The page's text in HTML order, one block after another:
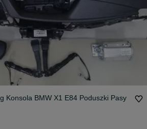
Konsola BMW X1 E84 Poduszki Pasy